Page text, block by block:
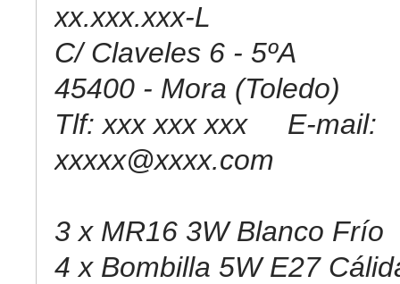
xx.xxx.xxx-L
C/ Claveles 6 - 5ºA
45400 - Mora (Toledo)
Tlf: xxx xxx xxx E-mail:
xxxxx@xxxx.com
3 x MR16 3W Blanco Frío
4 x Bombilla 5W E27